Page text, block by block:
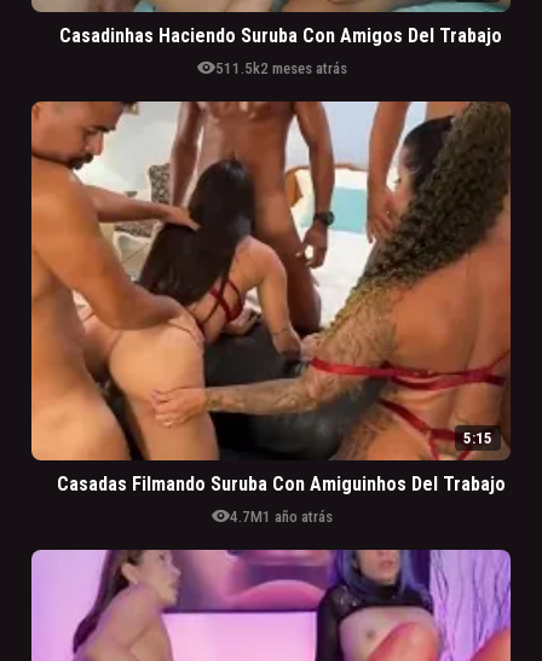
Casadinhas Haciendo Suruba Con Amigos Del Trabajo
visibility511.5k2 meses atrás
5:15
Casadas Filmando Suruba Con Amiguinhos Del Trabajo
visibility4.7M1 año atrás